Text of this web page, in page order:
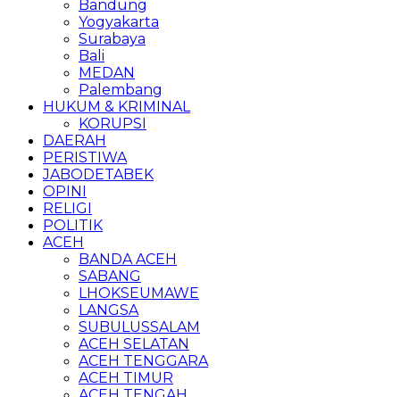
Bandung
Yogyakarta
Surabaya
Bali
MEDAN
Palembang
HUKUM & KRIMINAL
KORUPSI
DAERAH
PERISTIWA
JABODETABEK
OPINI
RELIGI
POLITIK
ACEH
BANDA ACEH
SABANG
LHOKSEUMAWE
LANGSA
SUBULUSSALAM
ACEH SELATAN
ACEH TENGGARA
ACEH TIMUR